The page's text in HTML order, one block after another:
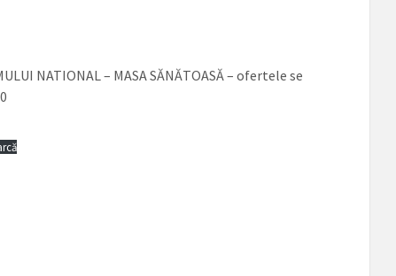
NATIONAL – MASA SĂNĂTOASĂ – ofertele se